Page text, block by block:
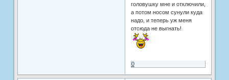
головушку мне и отключили,
а потом носом сунули куда
надо, и теперь уж меня
отсюда не выгнать!
0